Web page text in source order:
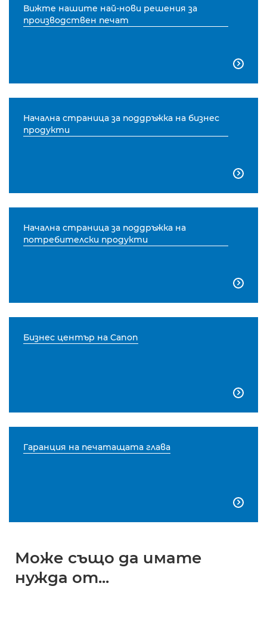
Вижте нашите най-нови решения за
производствен печат

Начална страница за поддръжка на бизнес
продукти

Начална страница за поддръжка на
потребителски продукти

Бизнес център на Canon

Гаранция на печатащата глава

Може също да имате
нужда от...